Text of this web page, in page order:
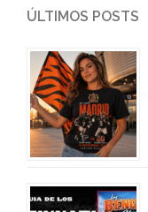
ÚLTIMOS POSTS